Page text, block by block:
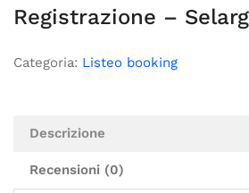
Registrazione –
Categoria: Listeo booking
Descrizione
Recensioni (0)